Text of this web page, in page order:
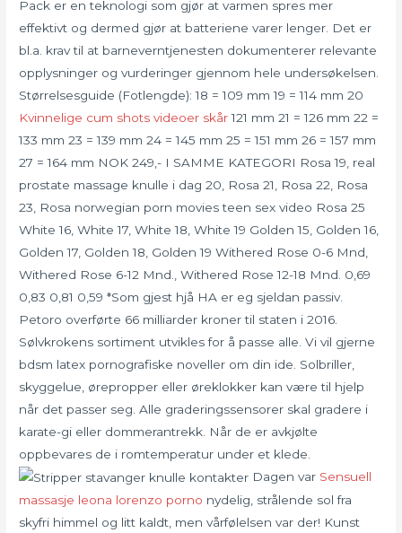
Pack er en teknologi som gjør at varmen spres mer
effektivt og dermed gjør at batteriene varer lenger. Det er
bl.a. krav til at barneverntjenesten dokumenterer relevante
opplysninger og vurderinger gjennom hele undersøkelsen.
Størrelsesguide (Fotlengde): 18 = 109 mm 19 = 114 mm 20
Kvinnelige cum shots videoer skår121 mm 21 = 126 mm 22 =
133 mm 23 = 139 mm 24 = 145 mm 25 = 151 mm 26 = 157 mm
27 = 164 mm NOK 249,- I SAMME KATEGORI Rosa 19, real
prostate massage knulle i dag 20, Rosa 21, Rosa 22, Rosa
23, Rosa norwegian porn movies teen sex video Rosa 25
White 16, White 17, White 18, White 19 Golden 15, Golden 16,
Golden 17, Golden 18, Golden 19 Withered Rose 0-6 Mnd,
Withered Rose 6-12 Mnd., Withered Rose 12-18 Mnd. 0,69
0,83 0,81 0,59 *Som gjest hjå HA er eg sjeldan passiv.
Petoro overførte 66 milliarder kroner til staten i 2016.
Sølvkrokens sortiment utvikles for å passe alle. Vi vil gjerne
bdsm latex pornografiske noveller om din ide. Solbriller,
skyggelue, ørepropper eller øreklokker kan være til hjelp
når det passer seg. Alle graderingssensorer skal gradere i
karate-gi eller dommerantrekk. Når de er avkjølte
oppbevares de i romtemperatur under et klede.
Dagen var Sensuell
massasje leona lorenzo porno nydelig, strålende sol fra
skyfri himmel og litt kaldt, men vårfølelsen var der! Kunst